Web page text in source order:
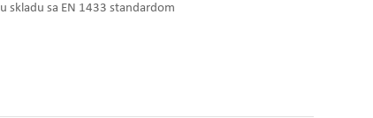
u skladu sa EN 1433 standardom